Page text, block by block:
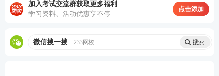
D.成本承受能力较弱
E.大型企业
加入考试交流群获取更多福利
学习资料、活动优惠享不停
点击添加
微信搜一搜 233网校